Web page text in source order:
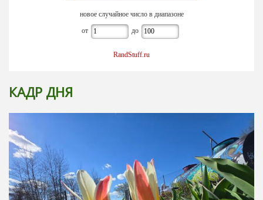
новое случайное число в диапазоне
от до
RandStuff.ru
КАДР ДНЯ